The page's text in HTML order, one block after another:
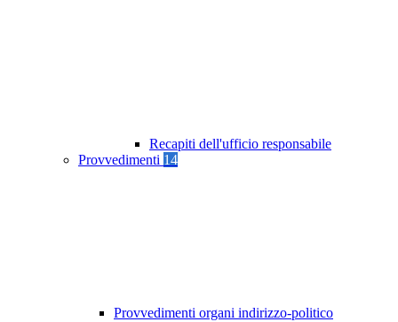
Recapiti dell'ufficio responsabile
Provvedimenti 14
Provvedimenti organi indirizzo-politico